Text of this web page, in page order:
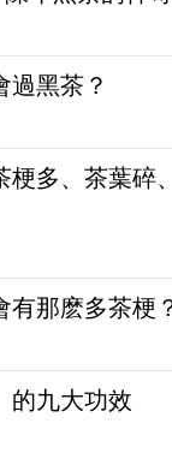
過黑茶？
梗多、茶葉碎
有那麽多茶梗
的九大功效